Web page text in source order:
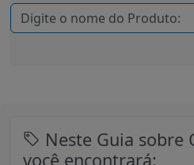
Neste Guia sobre
você encontrará: